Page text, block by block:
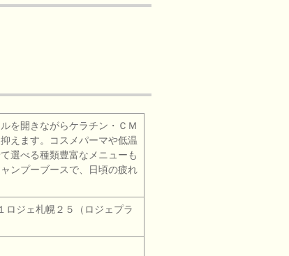
を開きながらケラチン・ＣＭ
えます。コスメパーマや低温
選べる種類豊富なメニューも
ンプーブースで、日頃の疲れ
ロジェ札幌２５（ロジェプラ